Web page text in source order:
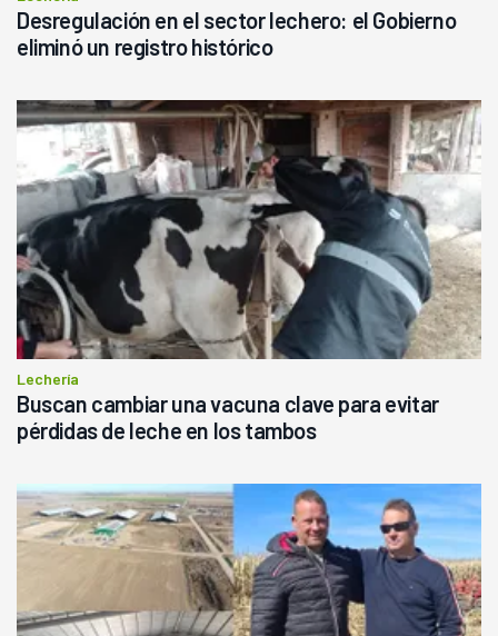
Desregulación en el sector lechero: el Gobierno
eliminó un registro histórico
Lechería
Buscan cambiar una vacuna clave para evitar
pérdidas de leche en los tambos